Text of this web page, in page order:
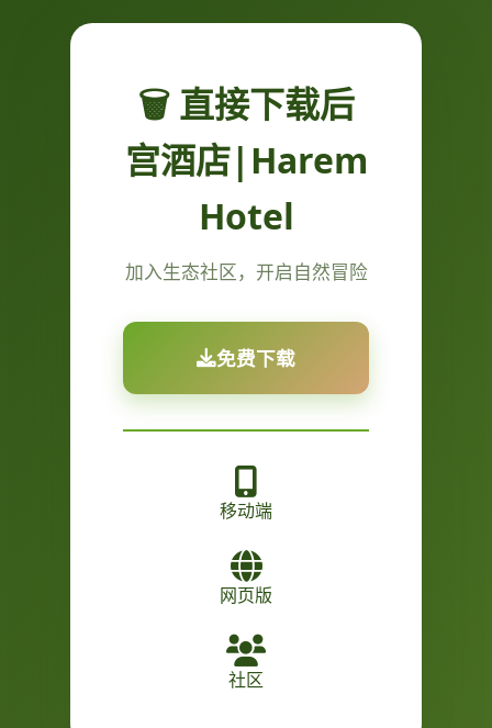
🗑️ 直接下载后
宫酒店|Harem
Hotel
加入生态社区，开启自然冒险
免费下载
移动端
网页版
社区